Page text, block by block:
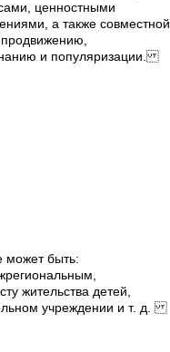
ценностными
а также совместной
и популяризации.
может быть:
жительства детей,
учреждении и т. д.